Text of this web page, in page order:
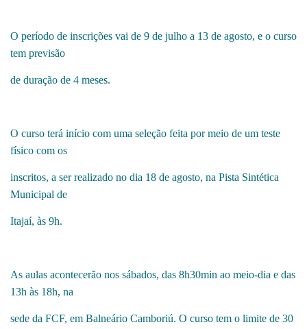
O período de inscrições vai de 9 de julho a 13 de agosto, e o curso
tem previsão
de duração de 4 meses.
O curso terá início com uma seleção feita por meio de um teste
físico com os
inscritos, a ser realizado no dia 18 de agosto, na Pista Sintética
Municipal de
Itajaí, às 9h.
As aulas acontecerão nos sábados, das 8h30min ao meio-dia e das
13h às 18h, na
sede da FCF, em Balneário Camboriú. O curso tem o limite de 30